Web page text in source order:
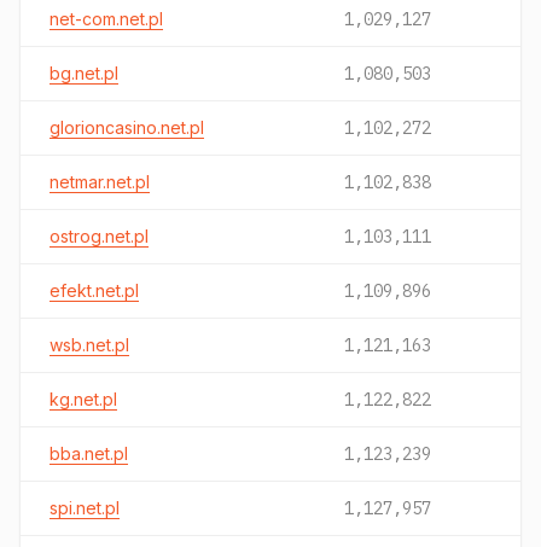
net-com.net.pl 1,029,127
bg.net.pl 1,080,503
glorioncasino.net.pl 1,102,272
netmar.net.pl 1,102,838
ostrog.net.pl 1,103,111
efekt.net.pl 1,109,896
wsb.net.pl 1,121,163
kg.net.pl 1,122,822
bba.net.pl 1,123,239
spi.net.pl 1,127,957